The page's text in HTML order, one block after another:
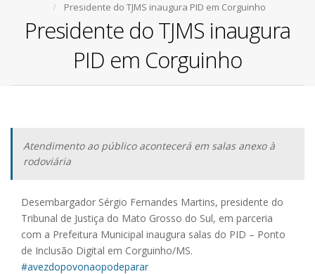
Presidente do TJMS inaugura PID em Corguinho
Presidente do TJMS inaugura
PID em Corguinho
Atendimento ao público acontecerá em salas anexo à
rodoviária
Desembargador Sérgio Fernandes Martins, presidente do
Tribunal de Justiça do Mato Grosso do Sul, em parceria
com a Prefeitura Municipal inaugura salas do PID – Ponto
de Inclusão Digital em Corguinho/MS.
#avezdopovonaopodeparar